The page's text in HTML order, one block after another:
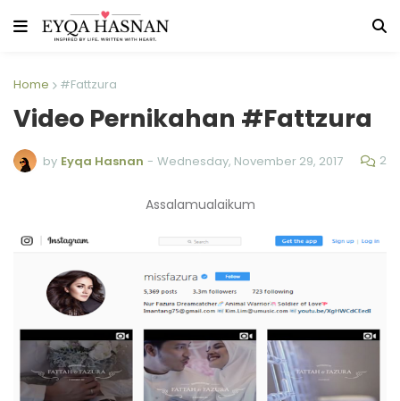
Home #Fattzura
Video Pernikahan #Fattzura
by Eyqa Hasnan - Wednesday, November 29, 2017 2
Assalamualaikum